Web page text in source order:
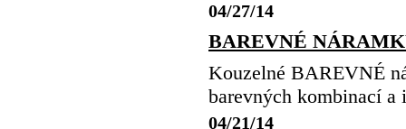
04/27/14
BAREVNÉ
Kouzelné BAREVNÉ
barevných kombinací
04/21/14